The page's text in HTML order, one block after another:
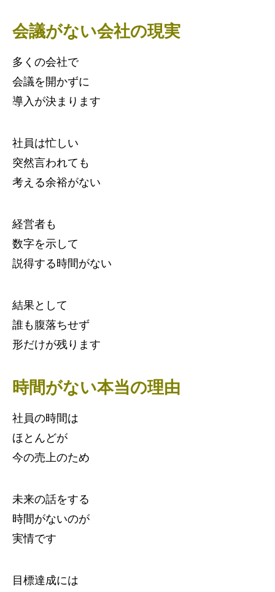
会議がない会社の現実
多くの会社で
会議を開かずに
導入が決まります
社員は忙しい
突然言われても
考える余裕がない
経営者も
数字を示して
説得する時間がない
結果として
誰も腹落ちせず
形だけが残ります
時間がない本当の理由
社員の時間は
ほとんどが
今の売上のため
未来の話をする
時間がないのが
実情です
目標達成には